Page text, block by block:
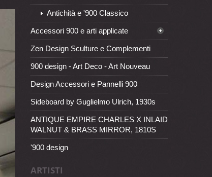
Antichità e '900 Classico
Accessori 900 e arti applicate
Zen Design Sculture e Complementi
900 design - Art Deco - Art Nouveau
Design Accessori e Pannelli 900
Sideboard by Guglielmo Ulrich, 1930s
ANTIQUE EMPIRE CHARLES X INLAID
WALNUT & BRASS MIRROR, 1810S
'900 design
ARTISTI